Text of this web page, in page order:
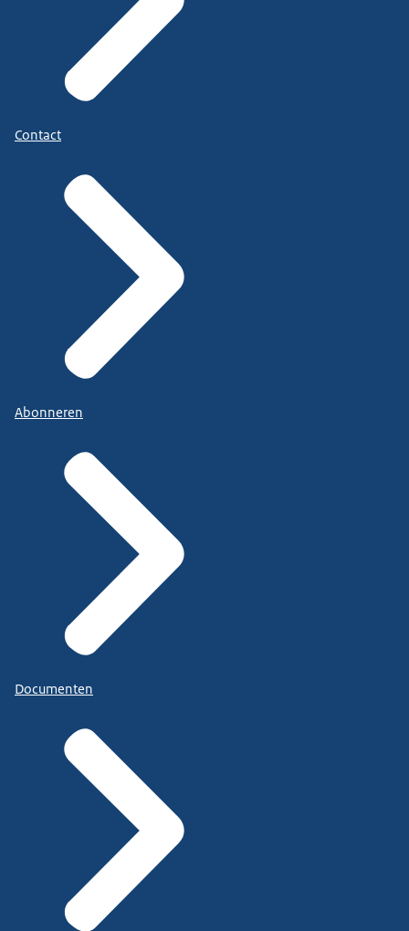
Contact
Abonneren
Documenten